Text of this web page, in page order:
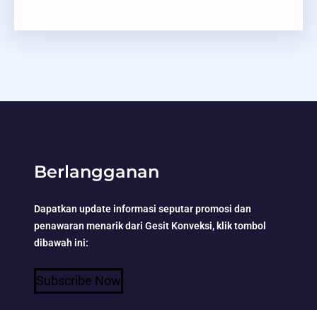
Berlangganan
Dapatkan update informasi seputar promosi dan
penawaran menarik dari Gesit Konveksi, klik tombol
dibawah ini:
Subscribe Now